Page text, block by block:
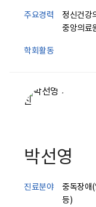
주요경력
정신건강
중앙의료
학회활동
박선영
진료분야
중독장애
등)